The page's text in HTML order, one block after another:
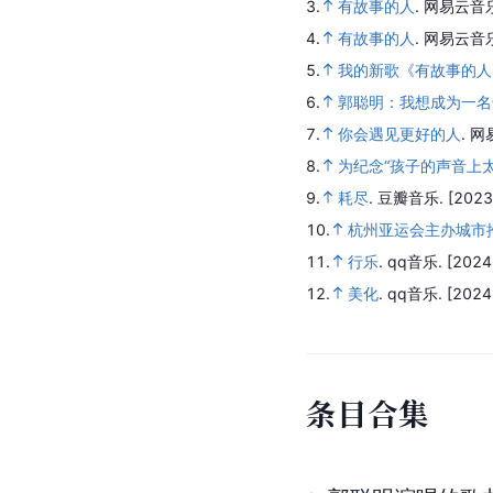
3. 有故事的人 . 网易云音
4.
有故事的人 . 网易云音
5.
我的新歌《有故事的
6.
郭聪明：我想成为一
7.
你会遇见更好的人 . 网
8.
为纪念“孩子的声音
9.
耗尽. 豆瓣音乐.
10.
杭州亚运会主办城市
11.
行乐. qq音乐.
12.
美化. qq音乐.
条目合集